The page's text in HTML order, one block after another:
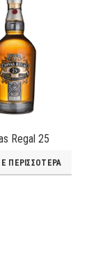
Regal 25
ΠΕΡΙΣΣΌΤΕΡΑ